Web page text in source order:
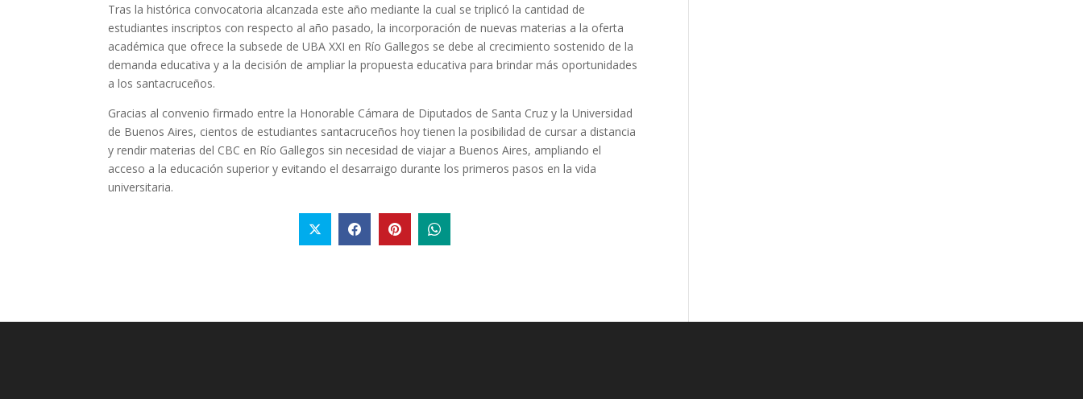
Tras la histórica convocatoria alcanzada este año mediante la cual se triplicó la cantidad de
estudiantes inscriptos con respecto al año pasado, la incorporación de nuevas materias a la oferta
académica que ofrece la subsede de UBA XXI en Río Gallegos se debe al crecimiento sostenido de la
demanda educativa y a la decisión de ampliar la propuesta educativa para brindar más oportunidades
a los santacruceños.
Gracias al convenio firmado entre la Honorable Cámara de Diputados de Santa Cruz y la Universidad
de Buenos Aires, cientos de estudiantes santacruceños hoy tienen la posibilidad de cursar a distancia
y rendir materias del CBC en Río Gallegos sin necesidad de viajar a Buenos Aires, ampliando el
acceso a la educación superior y evitando el desarraigo durante los primeros pasos en la vida
universitaria.